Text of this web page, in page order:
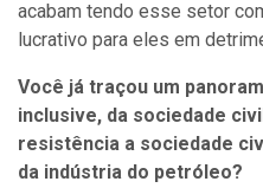
acabam tendo esse setor
lucrativo para eles em
Você já traçou um
inclusive, da sociedade
resistência a sociedade
da indústria do petróleo?